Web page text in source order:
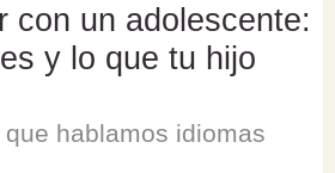
con un adolescente:
y lo que tu hijo
hablamos idiomas